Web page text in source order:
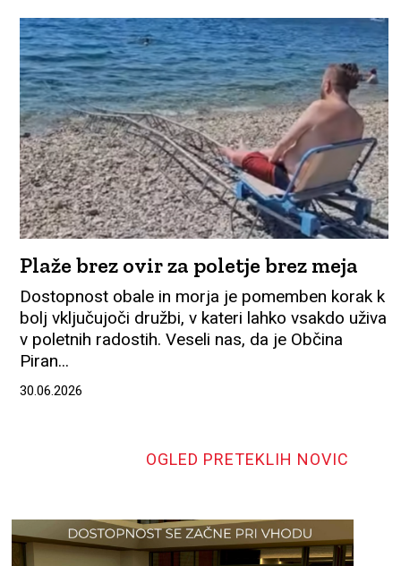
Plaže brez ovir za poletje brez meja
Dostopnost obale in morja je pomemben korak k
bolj vključujoči družbi, v kateri lahko vsakdo uživa
v poletnih radostih. Veseli nas, da je Občina
Piran...
30.06.2026
OGLED PRETEKLIH NOVIC